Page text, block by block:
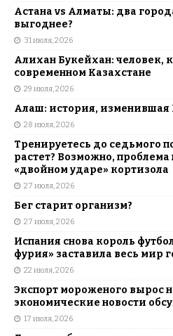
Астана vs Алматы: два
выгоднее?
31 июля, 2026
Алихан Букейхан: человек,
современном Казахстане
29 июля, 2026
Алаш: история, изменившая
28 июля, 2026
Тренируетесь до седьмого
растет? Возможно, проблема
«двойном ударе» кортизола
27 июля, 2026
Бег старит организм?
27 июля, 2026
Испания снова король
фурия» заставила весь мир
22 июля, 2026
Экспорт мороженого вырос
экономические новости
17 июля, 2026